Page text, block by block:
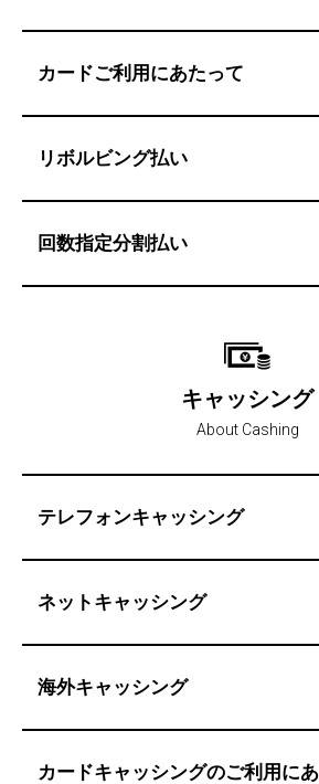
カードご利用にあたって
リボルビング払い
回数指定分割払い
キャッシング
About Cashing
テレフォンキャッシング
ネットキャッシング
海外キャッシング
カードキャッシングのご利用に